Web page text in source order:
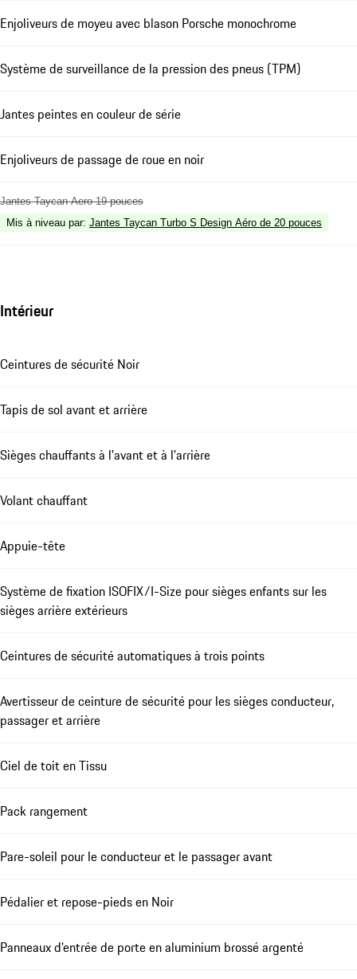
Enjoliveurs de moyeu avec blason Porsche monochrome
Système de surveillance de la pression des pneus (TPM)
Jantes peintes en couleur de série
Enjoliveurs de passage de roue en noir
Jantes Taycan Aero 19 pouces
Mis à niveau par: Jantes Taycan Turbo S Design Aéro de 20 pouces
Intérieur
Ceintures de sécurité Noir
Tapis de sol avant et arrière
Sièges chauffants à l'avant et à l'arrière
Volant chauffant
Appuie-tête
Système de fixation ISOFIX/I-Size pour sièges enfants sur les
sièges arrière extérieurs
Ceintures de sécurité automatiques à trois points
Avertisseur de ceinture de sécurité pour les sièges conducteur,
passager et arrière
Ciel de toit en Tissu
Pack rangement
Pare-soleil pour le conducteur et le passager avant
Pédalier et repose-pieds en Noir
Panneaux d'entrée de porte en aluminium brossé argenté